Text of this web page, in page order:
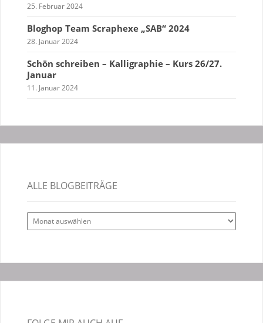
25. Februar 2024
Bloghop Team Scraphexe „SAB“ 2024
28. Januar 2024
Schön schreiben – Kalligraphie – Kurs 26/27.
Januar
11. Januar 2024
ALLE BLOGBEITRÄGE
Alle
Blogbeiträge